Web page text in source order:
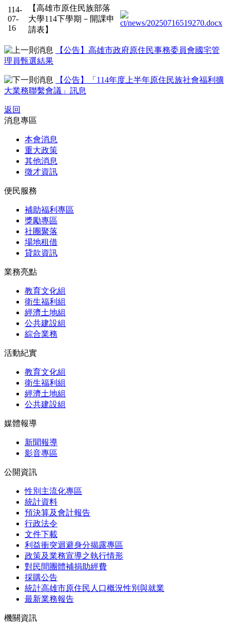
114-
07-
16
【高雄市原住民族部落
大學114下學期－開課申
請表】
【公告】高雄市政府原住民事務委員會國宅管
理員甄選結果
【公告】「114年度上半年原住民族社會福利擴
大業務聯繫會議」訊息
返回
消息專區
本會消息
重大政策
其他消息
徵才資訊
便民服務
補助福利專區
獎勵專區
社團聚落
場地租借
貸款資訊
業務亮點
教育文化組
衛生福利組
經濟土地組
公共建設組
綜合業務
活動紀實
教育文化組
衛生福利組
經濟土地組
公共建設組
媒體報導
新聞報導
影音專區
公開資訊
性別主流化專區
統計資料
預決算及會計報告
行政法令
文件下載
利益衝突迴避身分揭露專區
政策及業務宣導之執行情形
對民間團體補捐助經費
採購公告
統計高雄市原住民人口概況性別與就業
最新業務報告
機關資訊